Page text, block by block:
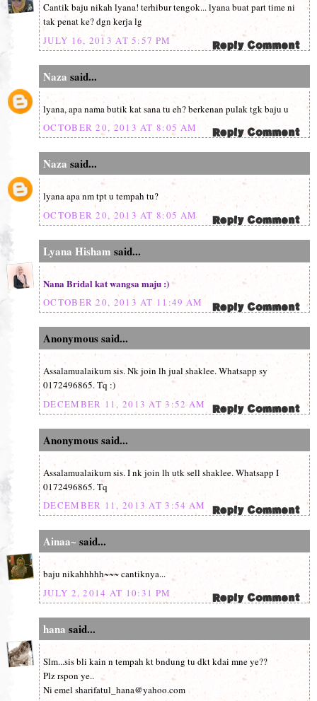
Cantik baju nikah lyana! terhibur tengok... lyana buat part time ni
tak penat ke? dgn kerja lg
JULY 16, 2013 AT 5:57 PM
Naza said...
lyana, apa nama butik kat sana tu eh? berkenan pulak tgk baju u
OCTOBER 20, 2013 AT 8:05 AM
Naza said...
lyana apa nm tpt u tempah tu?
OCTOBER 20, 2013 AT 8:05 AM
Lyana Hisham said...
Nana Bridal kat wangsa maju :)
OCTOBER 20, 2013 AT 11:49 AM
Anonymous said...
Assalamualaikum sis. Nk join lh jual shaklee. Whatsapp sy
0172496865. Tq :)
DECEMBER 11, 2013 AT 3:52 AM
Anonymous said...
Assalamualaikum sis. I nk join lh utk sell shaklee. Whatsapp I
0172496865. Tq
DECEMBER 11, 2013 AT 3:54 AM
Ainaa~ said...
baju nikahhhhh~~~ cantiknya...
JULY 2, 2014 AT 10:31 PM
hana said...
Slm...sis bli kain n tempah kt bndung tu dkt kdai mne ye??
Plz rspon ye..
Ni emel sharifatul_hana@yahoo.com